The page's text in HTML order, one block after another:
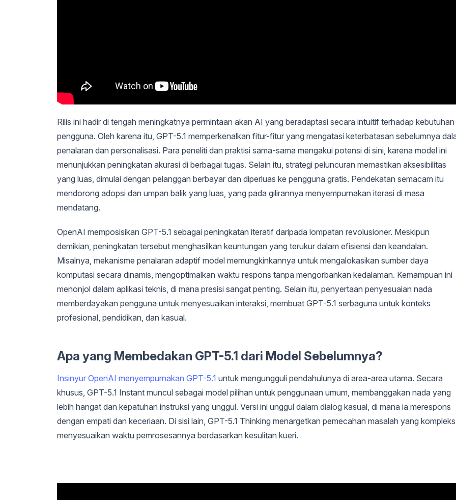
Rilis ini hadir di tengah meningkatnya permintaan akan AI yang beradaptasi secara intuitif terhadap kebutuhan
pengguna. Oleh karena itu, GPT-5.1 memperkenalkan fitur-fitur yang mengatasi keterbatasan sebelumnya
penalaran dan personalisasi. Para peneliti dan praktisi sama-sama mengakui potensi di sini, karena model ini
menunjukkan peningkatan akurasi di berbagai tugas. Selain itu, strategi peluncuran memastikan aksesibilitas
yang luas, dimulai dengan pelanggan berbayar dan diperluas ke pengguna gratis. Pendekatan semacam itu
mendorong adopsi dan umpan balik yang luas, yang pada gilirannya menyempurnakan iterasi di masa
mendatang.
OpenAI memposisikan GPT-5.1 sebagai peningkatan iteratif daripada lompatan revolusioner. Meskipun
demikian, peningkatan tersebut menghasilkan keuntungan yang terukur dalam efisiensi dan keandalan.
Misalnya, mekanisme penalaran adaptif model memungkinkannya untuk mengalokasikan sumber daya
komputasi secara dinamis, mengoptimalkan waktu respons tanpa mengorbankan kedalaman. Kemampuan ini
menonjol dalam aplikasi teknis, di mana presisi sangat penting. Selain itu, penyertaan penyesuaian nada
memberdayakan pengguna untuk menyesuaikan interaksi, membuat GPT-5.1 serbaguna untuk konteks
profesional, pendidikan, dan kasual.
Apa yang Membedakan GPT-5.1 dari Model Sebelumnya?
Insinyur OpenAI menyempurnakan GPT-5.1 untuk mengungguli pendahulunya di area-area utama. Secara
khusus, GPT-5.1 Instant muncul sebagai model pilihan untuk penggunaan umum, membanggakan nada yang
lebih hangat dan kepatuhan instruksi yang unggul. Versi ini unggul dalam dialog kasual, di mana ia merespons
dengan empati dan keceriaan. Di sisi lain, GPT-5.1 Thinking menargetkan pemecahan masalah yang
menyesuaikan waktu pemrosesannya berdasarkan kesulitan kueri.